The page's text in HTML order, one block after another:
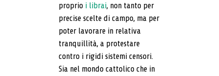
proprio i librai, non tanto per
precise scelte di campo, ma per
poter lavorare in relativa
tranquillità, a protestare
contro i rigidi sistemi censori.
Sia nel mondo cattolico che in